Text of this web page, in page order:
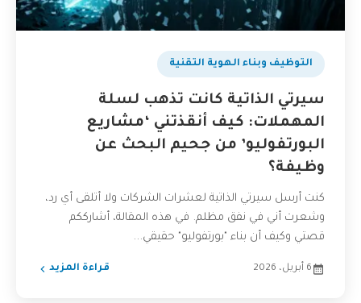
التوظيف وبناء الهوية التقنية
سيرتي الذاتية كانت تذهب لسلة
المهملات: كيف أنقذتني ‘مشاريع
البورتفوليو’ من جحيم البحث عن
وظيفة؟
كنت أرسل سيرتي الذاتية لعشرات الشركات ولا أتلقى أي رد،
وشعرت أني في نفق مظلم. في هذه المقالة، أشارككم
قصتي وكيف أن بناء "بورتفوليو" حقيقي...
6 أبريل، 2026 قراءة المزيد